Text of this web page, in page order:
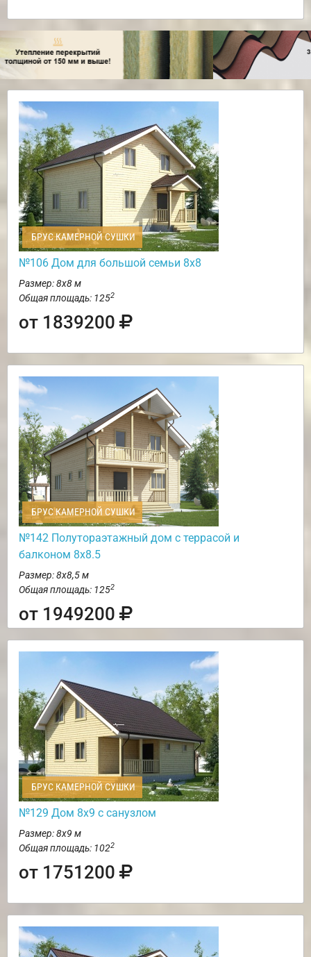
БРУС КАМЕРНОЙ СУШКИ
№106 Дом для большой семьи 8х8
Размер: 8х8 м
Общая площадь: 1252
от 1839200
БРУС КАМЕРНОЙ СУШКИ
№142 Полутораэтажный дом с террасой и
балконом 8х8.5
Размер: 8х8,5 м
Общая площадь: 1252
от 1949200
БРУС КАМЕРНОЙ СУШКИ
№129 Дом 8х9 с санузлом
Размер: 8х9 м
Общая площадь: 1022
от 1751200